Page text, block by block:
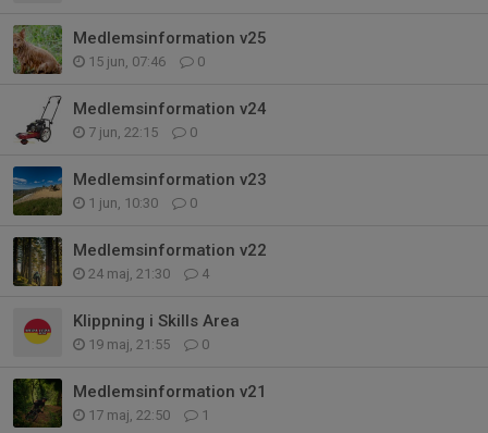
Medlemsinformation v25
15 jun, 07:46 0
Medlemsinformation v24
7 jun, 22:15 0
Medlemsinformation v23
1 jun, 10:30 0
Medlemsinformation v22
24 maj, 21:30 4
Klippning i Skills Area
19 maj, 21:55 0
Medlemsinformation v21
17 maj, 22:50 1